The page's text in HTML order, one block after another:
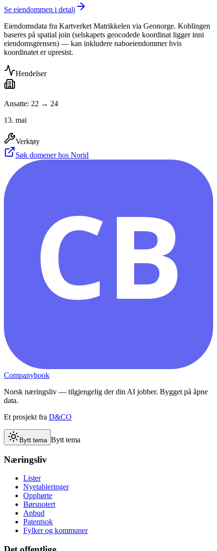
Se eiendommen i detalj
Eiendomsdata fra Kartverket Matrikkelen via Geonorge. Koblingen
baseres på spatial join (selskapets geocodede koordinat ligger inni
eiendomsgrensen) — kan inkludere naboeiendommer hvis
koordinatet er upresist.
Hendelser
Ansatte: 22 → 24
13. mai
Verktøy
Søk domener hos Norid
CB
Companybook
Norsk næringsliv — tilgjengelig der din AI jobber. Bygget på åpne
data.
Et prosjekt fra D&CO
Bytt tema Bytt tema
Næringsliv
Lister
Nyetableringer
Opphørte
Børsnotert
Anbud
Patentsok
Fylker og kommuner